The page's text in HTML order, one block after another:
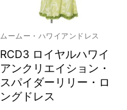
ムームー・ハワイアンドレス
RCD3 ロイヤルハワイ
アンクリエイション・
スパイダーリリー・ロ
ングドレス